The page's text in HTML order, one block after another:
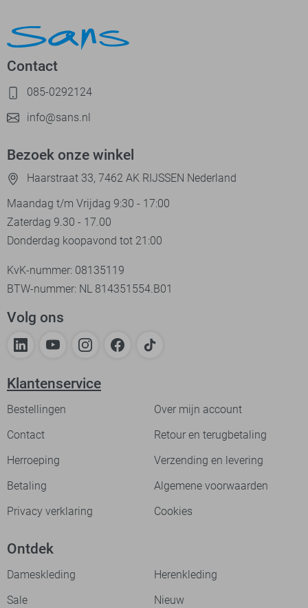
Contact
085-0292124
info@sans.nl
Bezoek onze winkel
Haarstraat 33, 7462 AK RIJSSEN Nederland
Maandag t/m Vrijdag 9:30 - 17:00
Zaterdag 9.30 - 17.00
Donderdag koopavond tot 21:00
KvK-nummer: 08135119
BTW-nummer: NL 814351554.B01
Volg ons
Klantenservice
Bestellingen
Over mijn account
Contact
Retour en terugbetaling
Herroeping
Verzending en levering
Betaling
Algemene voorwaarden
Privacy verklaring
Cookies
Ontdek
Dameskleding
Herenkleding
Sale
Nieuw